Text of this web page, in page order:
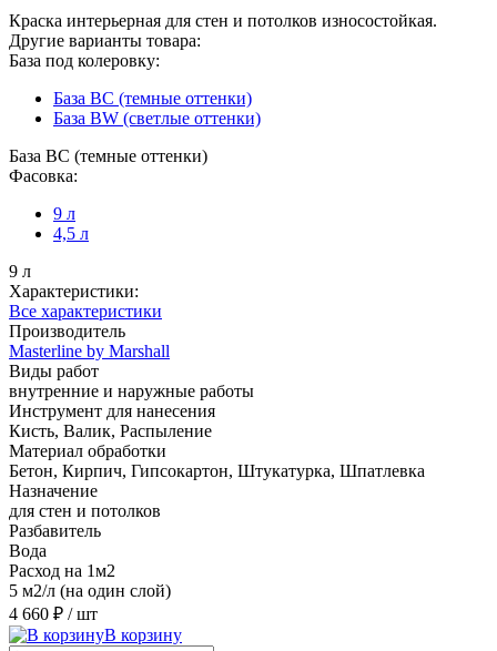
Краска интерьерная для стен и потолков износостойкая.
Другие варианты товара:
База под колеровку:
База BС (темные оттенки)
База BW (светлые оттенки)
База BС (темные оттенки)
Фасовка:
9 л
4,5 л
9 л
Характеристики:
Все характеристики
Производитель
Masterline by Marshall
Виды работ
внутренние и наружные работы
Инструмент для нанесения
Кисть, Валик, Распыление
Материал обработки
Бетон, Кирпич, Гипсокартон, Штукатурка, Шпатлевка
Назначение
для стен и потолков
Разбавитель
Вода
Расход на 1м2
5 м2/л (на один слой)
4 660 ₽ / шт
В корзину